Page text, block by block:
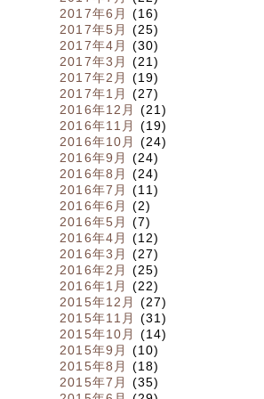
2017年6月
(16)
2017年5月
(25)
2017年4月
(30)
2017年3月
(21)
2017年2月
(19)
2017年1月
(27)
2016年12月
(21)
2016年11月
(19)
2016年10月
(24)
2016年9月
(24)
2016年8月
(24)
2016年7月
(11)
2016年6月
(2)
2016年5月
(7)
2016年4月
(12)
2016年3月
(27)
2016年2月
(25)
2016年1月
(22)
2015年12月
(27)
2015年11月
(31)
2015年10月
(14)
2015年9月
(10)
2015年8月
(18)
2015年7月
(35)